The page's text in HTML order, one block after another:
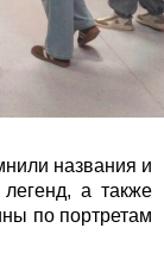
названия и
а также
по портретам